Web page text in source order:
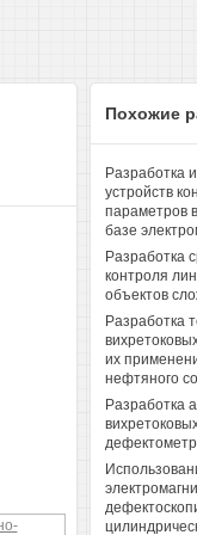
Похожие
Разработка
устройств
параметров
базе
Разработка
контроля
объектов
Разработка
их
нефтяного
Разработка